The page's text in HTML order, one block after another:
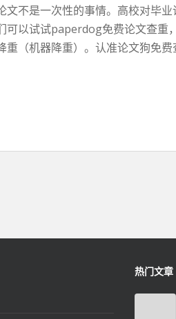
不是一次性的事情。高校对毕
可以试试paperdog免费论文查重
重（机器降重）。认准论文狗免
热门文章